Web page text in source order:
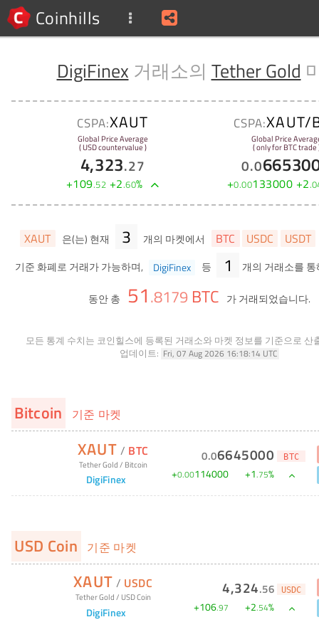
Coinhills
DigiFinex 거래소의 Tether Gold
CSPA:XAUT
Global Price Average
( USD countervalue )
4,323.27
+109.52 +2.60%
CSPA:XAUT/
Global Price
( only for BTC trade
0.0
+0.00133000 +2.
XAUT 은(는) 현재 3 개의 마켓에서 BTC USDC USDT
기준 화폐로 거래가 가능하며, DigiFinex 등 1 개의 거래소를
동안 총 51.8179 BTC 가 거래되었습니다.
모든 통계 수치는 코인힐스에 등록된 거래소와 마켓 정보를 기준으로 산
업데이트: Fri, 07 Aug 2026 16:18:14 UTC
Bitcoin 기준 마켓
XAUT / BTC
Tether Gold/ Bitcoin
DigiFinex
0.06645000 BTC
+0.00114000 +1.75%
USD Coin 기준 마켓
XAUT / USDC
Tether Gold/ USD Coin
DigiFinex
4,324.56 USDC
+106.97 +2.54%